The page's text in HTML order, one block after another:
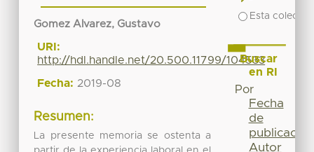
Gomez Alvarez, Gustavo
URI:
http://hdl.handle.net/20.500.11799/104533
Fecha: 2019-08
Resumen:
La presente memoria se ostenta a
Esta
Buscar
en RI
Por
Fecha
de
publicación
Autor